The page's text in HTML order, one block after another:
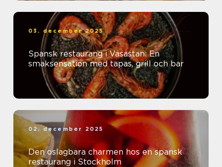
03. december 2025
Spansk restaurang i Vasastan: En
smaksensation med tapas, grill och bar
02. december 2025
Den oslagbara charmen hos en spansk
restaurang i Stockholm